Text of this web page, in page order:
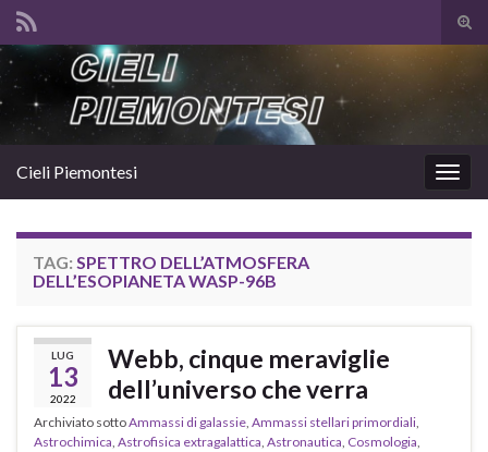
il
Search for:
la
Cieli Piemontesi
TAG: SPETTRO DELL’ATMOSFERA
DELL’ESOPIANETA WASP-96B
LUG
13
2022
Webb, cinque meraviglie
dell’universo che verra
Archiviato sottoAmmassi di galassie, Ammassi stellari primordiali,
Astrochimica, Astrofisica extragalattica, Astronautica, Cosmologia,